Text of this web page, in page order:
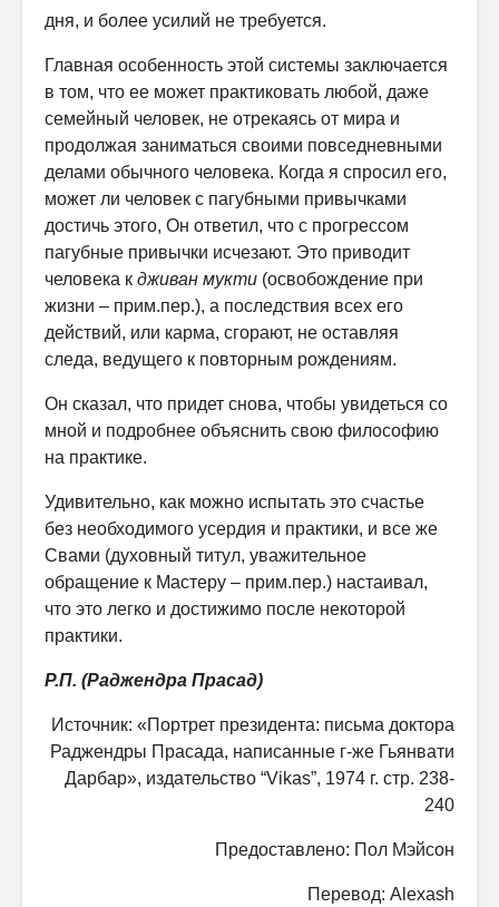
дня, и более усилий не требуется.
Главная особенность этой системы заключается
в том, что ее может практиковать любой, даже
семейный человек, не отрекаясь от мира и
продолжая заниматься своими повседневными
делами обычного человека. Когда я спросил его,
может ли человек с пагубными привычками
достичь этого, Он ответил, что с прогрессом
пагубные привычки исчезают. Это приводит
человека к дживан мукти (освобождение при
жизни – прим.пер.), а последствия всех его
действий, или карма, сгорают, не оставляя
следа, ведущего к повторным рождениям.
Он сказал, что придет снова, чтобы увидеться со
мной и подробнее объяснить свою философию
на практике.
Удивительно, как можно испытать это счастье
без необходимого усердия и практики, и все же
Свами (духовный титул, уважительное
обращение к Мастеру – прим.пер.) настаивал,
что это легко и достижимо после некоторой
практики.
Р.П. (Раджендра Прасад)
Источник: «Портрет президента: письма доктора
Раджендры Прасада, написанные г-же Гьянвати
Дарбар», издательство “Vikas”, 1974 г. стр. 238-
240
Предоставлено: Пол Мэйсон
Перевод: Alexash